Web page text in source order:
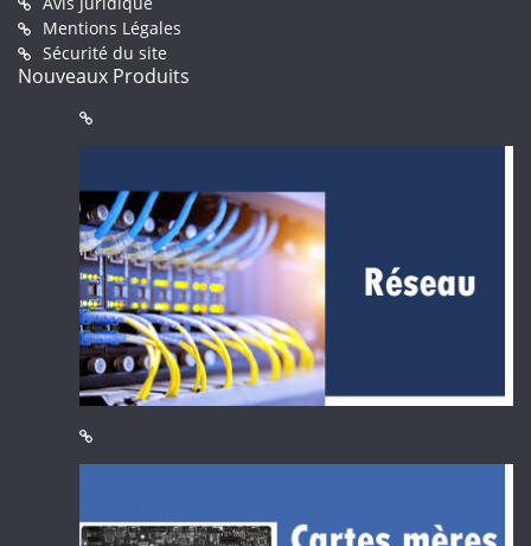
Mentions Légales
Sécurité du site
Nouveaux Produits